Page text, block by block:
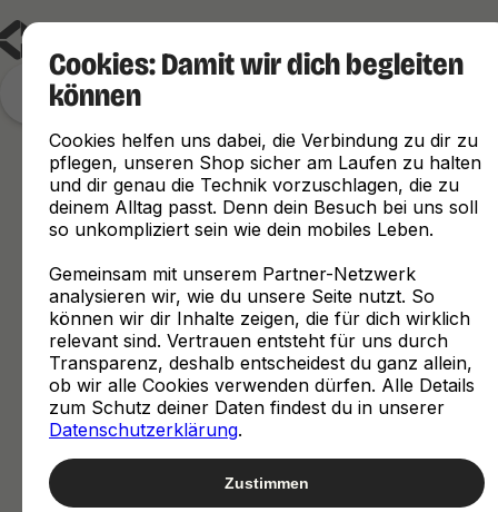
Cookies: Damit wir dich begleiten
können
Cookies helfen uns dabei, die Verbindung zu dir zu
pflegen, unseren Shop sicher am Laufen zu halten
und dir genau die Technik vorzuschlagen, die zu
deinem Alltag passt. Denn dein Besuch bei uns soll
so unkompliziert sein wie dein mobiles Leben.
Gemeinsam mit unserem Partner-Netzwerk
analysieren wir, wie du unsere Seite nutzt. So
können wir dir Inhalte zeigen, die für dich wirklich
relevant sind. Vertrauen entsteht für uns durch
Transparenz, deshalb entscheidest du ganz allein,
ob wir alle Cookies verwenden dürfen. Alle Details
zum Schutz deiner Daten findest du in unserer
Datenschutzerklärung.
Zustimmen